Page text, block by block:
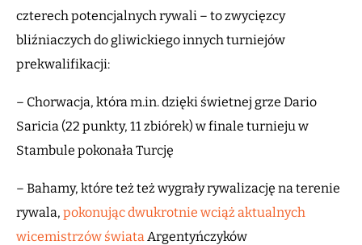
czterech potencjalnych rywali – to zwycięzcy
bliźniaczych do gliwickiego innych turniejów
prekwalifikacji:
– Chorwacja, która m.in. dzięki świetnej grze Dario
Saricia (22 punkty, 11 zbiórek) w finale turnieju w
Stambule pokonała Turcję
– Bahamy, które też też wygrały rywalizację na terenie
rywala, pokonując dwukrotnie wciąż aktualnych
wicemistrzów świataArgentyńczyków